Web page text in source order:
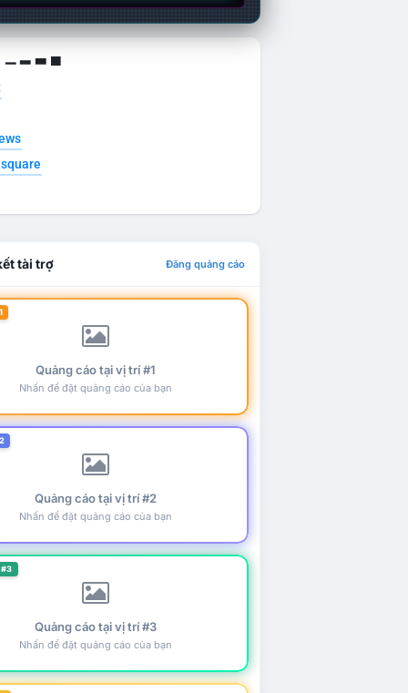
▁ ▂ ▃ ▄
tài trợ Đăng quảng cáo
Quảng cáo tại vị trí #1
Nhấn để đặt quảng cáo của bạn
Quảng cáo tại vị trí #2
Nhấn để đặt quảng cáo của bạn
Quảng cáo tại vị trí #3
Nhấn để đặt quảng cáo của bạn